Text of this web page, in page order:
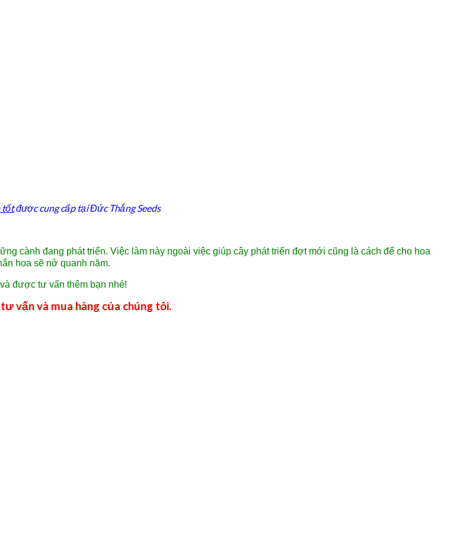
tốtđược cung cấp tại Đức Thắng Seeds
cành đang phát triển. Việc làm này ngoài việc giúp cây phát triển đợt mới cũng là cách để cho hoa
hoa sẽ nở quanh năm.
được tư vấn thêm bạn nhé!
vấn và mua hàng của chúng tôi.